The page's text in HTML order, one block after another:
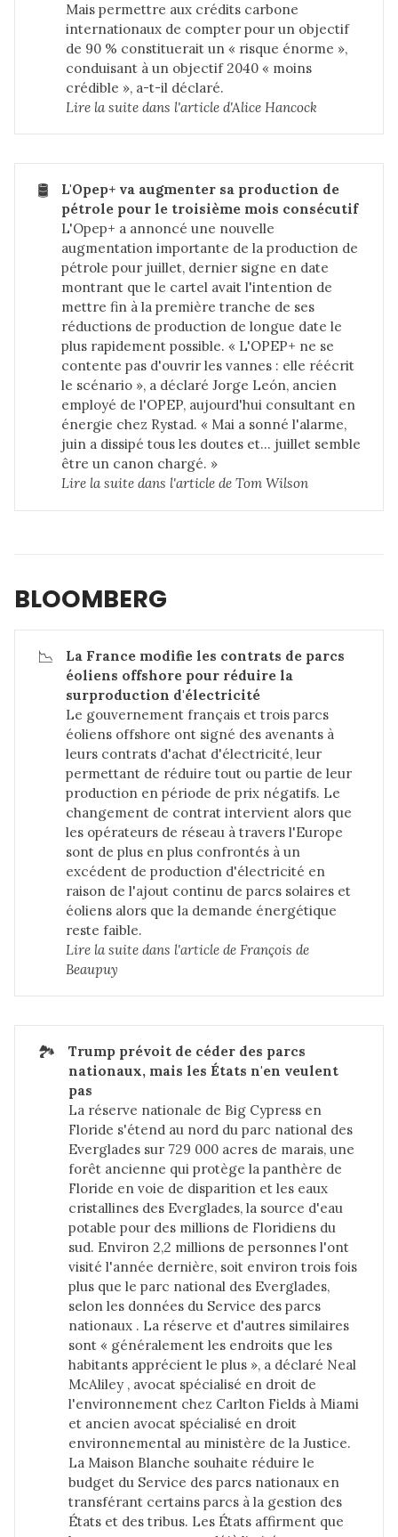
Mais permettre aux crédits carbone
internationaux de compter pour un objectif
de 90 % constituerait un « risque énorme »,
conduisant à un objectif 2040 « moins
crédible », a-t-il déclaré.
Lire la suite dans l'article d'Alice Hancock
🛢️
L'Opep+ va augmenter sa production de
pétrole pour le troisième mois consécutif
L'Opep+ a annoncé une nouvelle
augmentation importante de la production de
pétrole pour juillet, dernier signe en date
montrant que le cartel avait l'intention de
mettre fin à la première tranche de ses
réductions de production de longue date le
plus rapidement possible. « L'OPEP+ ne se
contente pas d'ouvrir les vannes : elle réécrit
le scénario », a déclaré Jorge León, ancien
employé de l'OPEP, aujourd'hui consultant en
énergie chez Rystad. « Mai a sonné l'alarme,
juin a dissipé tous les doutes et… juillet semble
être un canon chargé. »
Lire la suite dans l'article de Tom Wilson
BLOOMBERG
📉
La France modifie les contrats de parcs
éoliens offshore pour réduire la
surproduction d'électricité
Le gouvernement français et trois parcs
éoliens offshore ont signé des avenants à
leurs contrats d'achat d'électricité, leur
permettant de réduire tout ou partie de leur
production en période de prix négatifs. Le
changement de contrat intervient alors que
les opérateurs de réseau à travers l'Europe
sont de plus en plus confrontés à un
excédent de production d'électricité en
raison de l'ajout continu de parcs solaires et
éoliens alors que la demande énergétique
reste faible.
Lire la suite dans l'article de François de
Beaupuy
🏞️
Trump prévoit de céder des parcs
nationaux, mais les États n'en veulent
pas
La réserve nationale de Big Cypress en
Floride s'étend au nord du parc national des
Everglades sur 729 000 acres de marais, une
forêt ancienne qui protège la panthère de
Floride en voie de disparition et les eaux
cristallines des Everglades, la source d'eau
potable pour des millions de Floridiens du
sud. Environ 2,2 millions de personnes l'ont
visité l'année dernière, soit environ trois fois
plus que le parc national des Everglades,
selonles données du Service des parcs
nationaux . La réserve et d'autres similaires
sont « généralement les endroits que les
habitants apprécient le plus », a déclaré Neal
McAliley , avocat spécialisé en droit de
l'environnement chez Carlton Fields à Miami
et ancien avocat spécialisé en droit
environnemental au ministère de la Justice.
La Maison Blanche souhaite réduire le
budget du Service des parcs nationaux en
transférant certains parcs à la gestion des
États et des tribus. Les États affirment que